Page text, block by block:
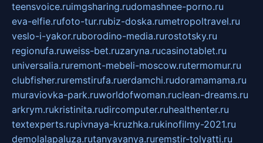
teensvoice.ruimgsharing.rudomashnee-porno.ru
eva-elfie.rufoto-tur.rubiz-doska.rumetropoltravel.ru
veslo-i-yakor.ruborodino-media.rurostotsky.ru
regionufa.ruweiss-bet.ruzaryna.rucasinotablet.ru
universalia.ruremont-mebeli-moscow.rutermomur.ru
clubfisher.ruremstirufa.ruerdamchi.rudoramamama.ru
muraviovka-park.ruworldofwoman.ruclean-dreams.ru
arkrym.rukristinita.rudircomputer.ruhealthenter.ru
textexperts.rupivnaya-kruzhka.rukinofilmy-2021.ru
demolalapaluza.rutanyavanya.ruremstir-tolyatti.ru